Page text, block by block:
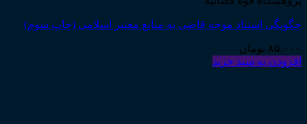
چگونگی استناد موجه قاضی به منابع معتبر اسلامی (چاپ سوم)
۸۵,۰۰۰ تومان
افزودن به سبد خرید